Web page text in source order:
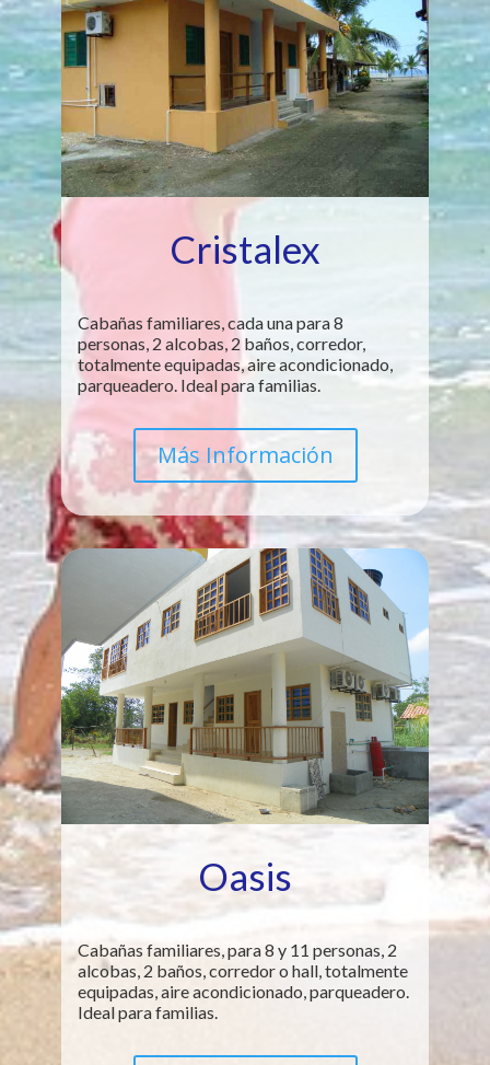
Cristalex
Cabañas familiares, cada una para 8
personas, 2 alcobas, 2 baños, corredor,
totalmente equipadas, aire acondicionado,
parqueadero. Ideal para familias.
Más Información
Oasis
Cabañas familiares, para 8 y 11 personas, 2
alcobas, 2 baños, corredor o hall, totalmente
equipadas, aire acondicionado, parqueadero.
Ideal para familias.